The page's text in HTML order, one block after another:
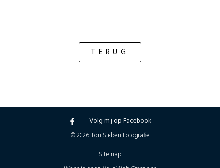
TERUG
Volg mij op Facebook
© 2026 Ton Sieben Fotografie
Sitemap